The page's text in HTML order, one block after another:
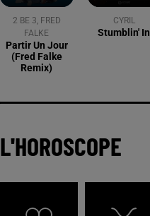
2 BE 3, FRED
FALKE
Partir Un Jour
(fred Falke
Remix)
CYRIL
Stumblin' In
L'HOROSCOPE